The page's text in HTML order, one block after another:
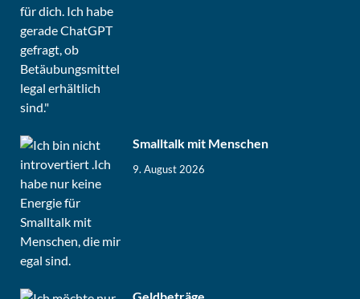
Smalltalk mit Menschen
9. August 2026